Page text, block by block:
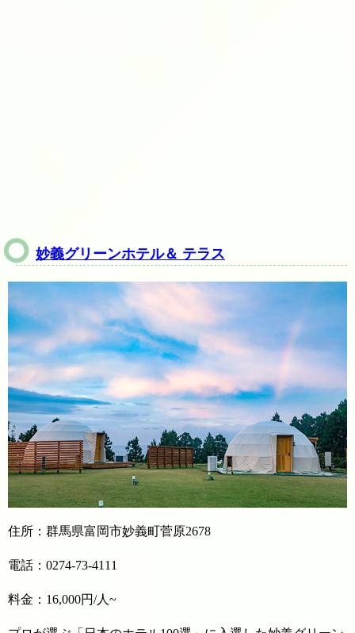
妙義グリーンホテル＆ テラス
住所：群馬県富岡市妙義町菅原2678
電話：0274-73-4111
料金：16,000円/人~